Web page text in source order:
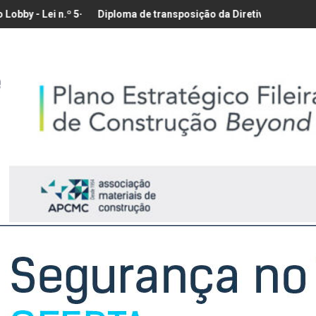
2026, de 28 de Janeiro
Diploma de transposição da Diretiva “Transparência Salarial”